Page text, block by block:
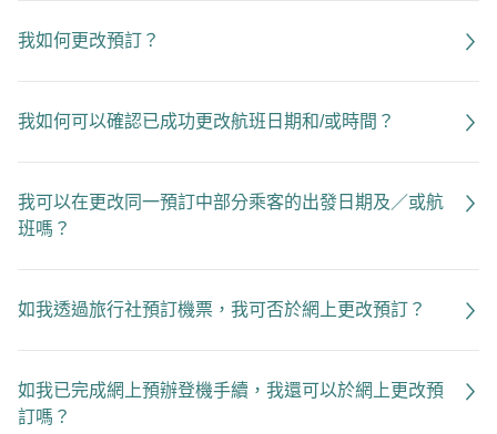
我如何更改預訂？
我如何可以確認已成功更改航班日期和/或時間？
我可以在更改同一預訂中部分乘客的出發日期及／或航
班嗎？
如我透過旅行社預訂機票，我可否於網上更改預訂？
如我已完成網上預辦登機手續，我還可以於網上更改預
訂嗎？